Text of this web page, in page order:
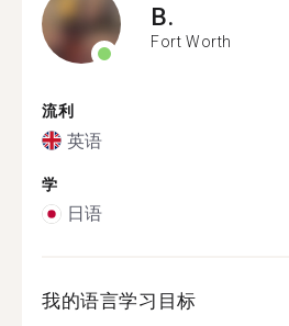
B.
Fort Worth
流利
英语
学
日语
我的语言学习目标